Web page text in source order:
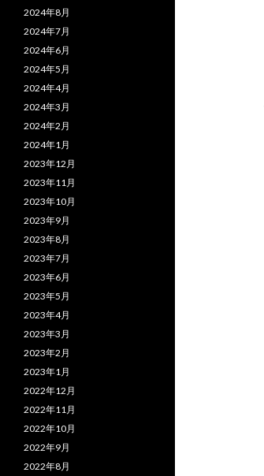
2024年8月
2024年7月
2024年6月
2024年5月
2024年4月
2024年3月
2024年2月
2024年1月
2023年12月
2023年11月
2023年10月
2023年9月
2023年8月
2023年7月
2023年6月
2023年5月
2023年4月
2023年3月
2023年2月
2023年1月
2022年12月
2022年11月
2022年10月
2022年9月
2022年8月